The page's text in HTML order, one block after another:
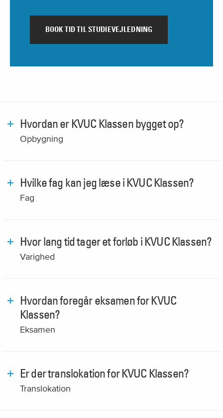
BOOK TID TIL STUDIEVEJLEDNING
Hvordan er KVUC Klassen bygget op?
Opbygning
Hvilke fag kan jeg læse i KVUC Klassen?
Fag
Hvor lang tid tager et forløb i KVUC Klassen?
Varighed
Hvordan foregår eksamen for KVUC
Klassen?
Eksamen
Er der translokation for KVUC Klassen?
Translokation